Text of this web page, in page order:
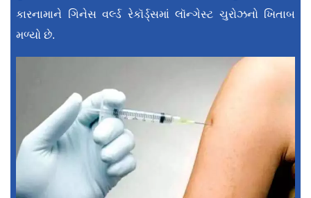
કારનામાને ગિનેસ વર્લ્ડ રેકૉર્ડ્સમાં લૉન્ગેસ્ટ ચુરોઝનો ખિતાબ
મળ્યો છે.